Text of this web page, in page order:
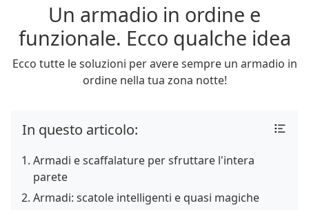
Un armadio in ordine e
funzionale. Ecco qualche idea
Ecco tutte le soluzioni per avere sempre un armadio in
ordine nella tua zona notte!
In questo articolo:
Armadi e scaffalature per sfruttare l'intera
parete
Armadi: scatole intelligenti e quasi magiche